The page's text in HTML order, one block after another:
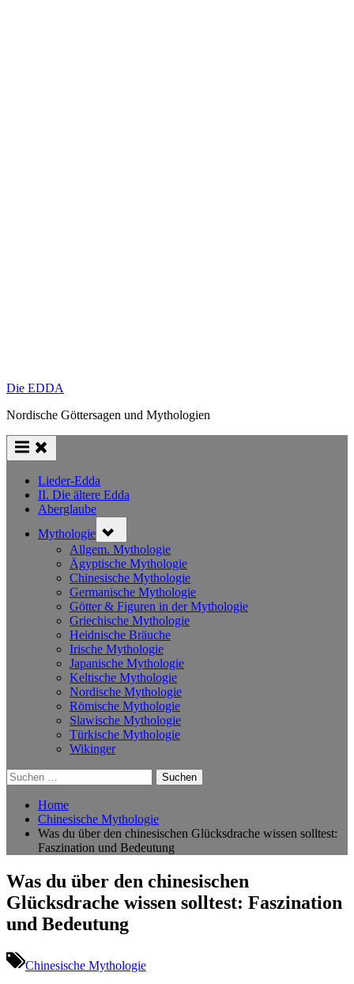
Die EDDA
Nordische Göttersagen und Mythologien
Lieder-Edda
II. Die ältere Edda
Aberglaube
Mythologie sub-
menu
Allgem. Mythologie
Ägyptische Mythologie
Chinesische Mythologie
Germanische Mythologie
Götter & Figuren in der Mythologie
Griechische Mythologie
Heidnische Bräuche
Irische Mythologie
Japanische Mythologie
Keltische Mythologie
Nordische Mythologie
Römische Mythologie
Slawische Mythologie
Türkische Mythologie
Wikinger
Suchen
nach:
Home
Chinesische Mythologie
Was du über den chinesischen Glücksdrache wissen solltest:
Faszination und Bedeutung
Was du über den chinesischen
Glücksdrache wissen solltest: Faszination
und Bedeutung
Chinesische Mythologie